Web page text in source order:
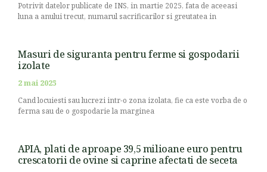
Potrivit datelor publicate de INS, in martie 2025, fata de aceeasi
luna a anului trecut, numarul sacrificarilor si greutatea in
Masuri de siguranta pentru ferme si gospodarii
izolate
2 mai 2025
Cand locuiesti sau lucrezi intr-o zona izolata, fie ca este vorba de o
ferma sau de o gospodarie la marginea
APIA, plati de aproape 39,5 milioane euro pentru
crescatorii de ovine si caprine afectati de seceta